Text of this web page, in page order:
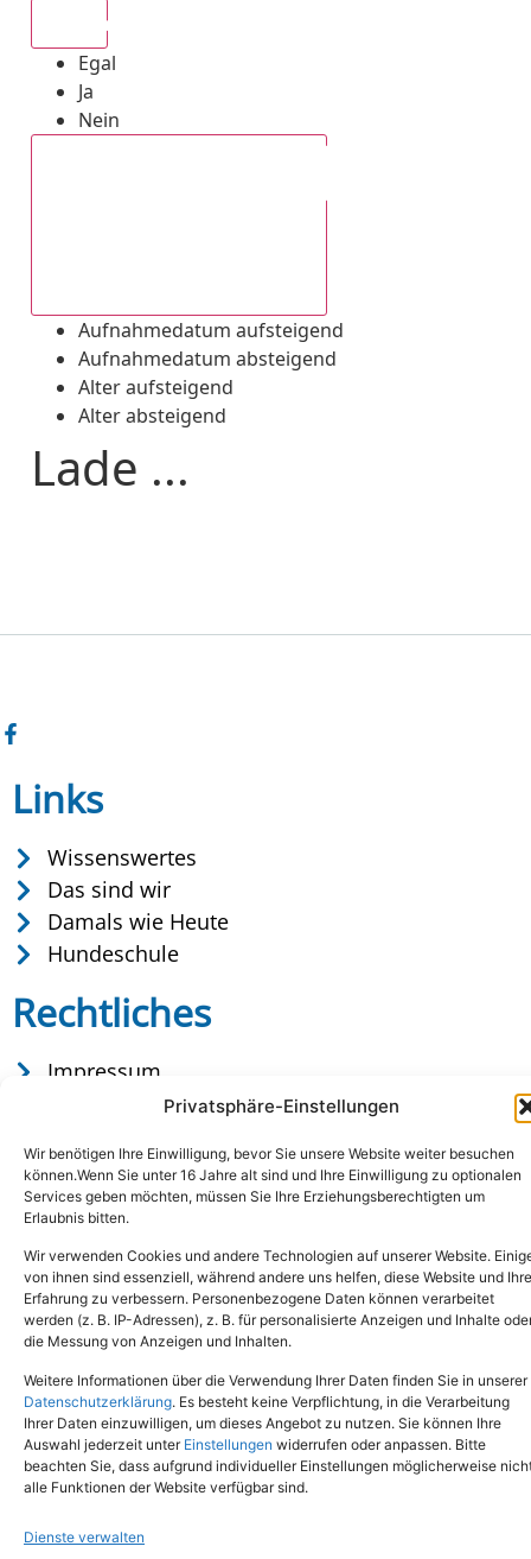
Privatsphäre-Einstellungen
Wir benötigen Ihre Einwilligung, bevor Sie unsere Website weiter besuchen
können.Wenn Sie unter 16 Jahre alt sind und Ihre Einwilligung zu optionalen
Services geben möchten, müssen Sie Ihre Erziehungsberechtigten um
Erlaubnis bitten.
Wir verwenden Cookies und andere Technologien auf unserer Website.
von ihnen sind essenziell, während andere uns helfen, diese Website und Ihre
Erfahrung zu verbessern. Personenbezogene Daten können verarbeitet
werden (z. B. IP-Adressen), z. B. für personalisierte Anzeigen und Inhalte
die Messung von Anzeigen und Inhalten.
Weitere Informationen über die Verwendung Ihrer Daten finden Sie in unserer
Datenschutzerklärung. Es besteht keine Verpflichtung, in die Verarbeitung
Ihrer Daten einzuwilligen, um dieses Angebot zu nutzen. Sie können Ihre
Auswahl jederzeit unter Einstellungen widerrufen oder anpassen. Bitte
beachten Sie, dass aufgrund individueller Einstellungen möglicherweise
alle Funktionen der Website verfügbar sind.
Dienste verwalten
Egal
Ja
Nein
Aufnahmedatum aufsteigend
Aufnahmedatum absteigend
Alter aufsteigend
Alter absteigend
Lade ...
Links
Wissenswertes
Das sind wir
Damals wie Heute
Hundeschule
Rechtliches
Impressum
Datenschutz
Copyright © 2024. Alle Rechte vorbehalten.
Tel.: (02651) - 77438info@tierheim-mayen.de
In der Pluns 1, 56727 Mayen